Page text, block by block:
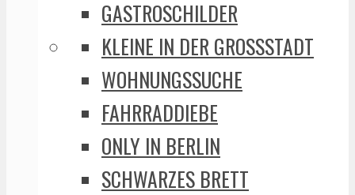
GASTROSCHILDER
KLEINE IN DER GROSSSTADT
WOHNUNGSSUCHE
FAHRRADDIEBE
ONLY IN BERLIN
SCHWARZES BRETT